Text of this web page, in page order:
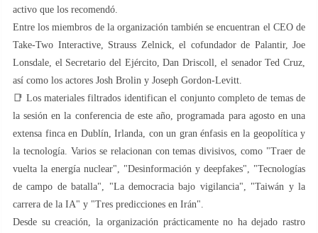
activo que los recomendó.
Entre los miembros de la organización también se encuentran el CEO de
Take-Two Interactive, Strauss Zelnick, el cofundador de Palantir, Joe
Lonsdale, el Secretario del Ejército, Dan Driscoll, el senador Ted Cruz,
así como los actores Josh Brolin y Joseph Gordon-Levitt.
📑 Los materiales filtrados identifican el conjunto completo de temas de
la sesión en la conferencia de este año, programada para agosto en una
extensa finca en Dublín, Irlanda, con un gran énfasis en la geopolítica y
la tecnología. Varios se relacionan con temas divisivos, como "Traer de
vuelta la energía nuclear", "Desinformación y deepfakes", "Tecnologías
de campo de batalla", "La democracia bajo vigilancia", "Taiwán y la
carrera de la IA" y "Tres predicciones en Irán".
Desde su creación, la organización prácticamente no ha dejado rastro